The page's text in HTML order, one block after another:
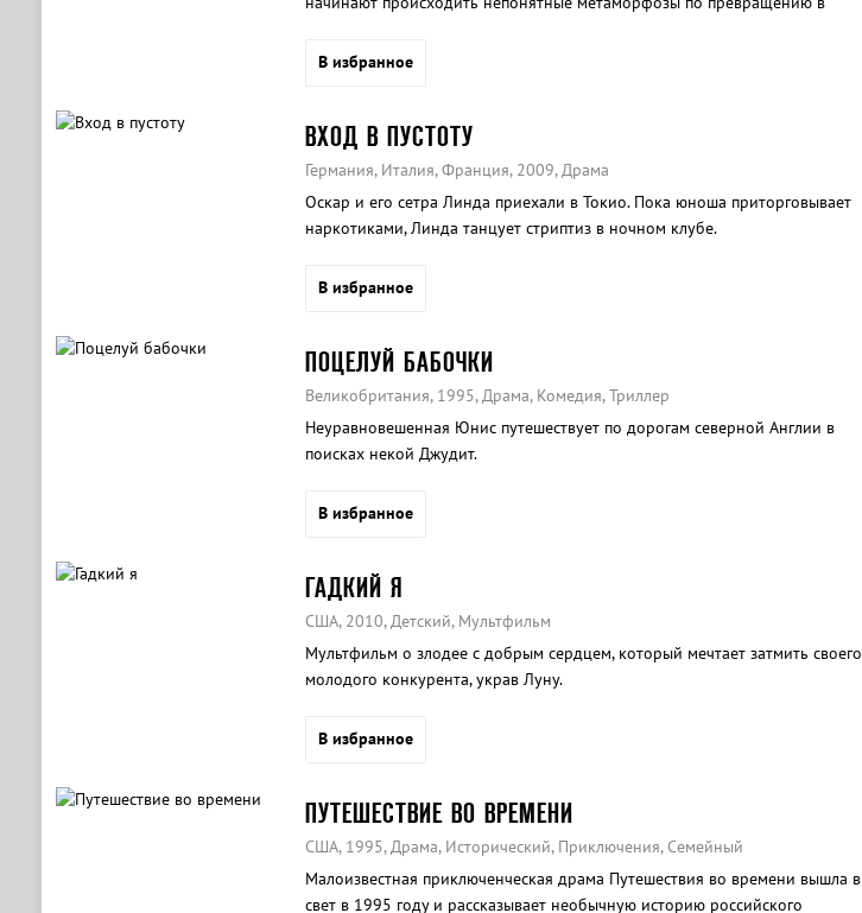
В избранное
ВХОД В ПУСТОТУ
Германия, Италия, Франция, 2009, Драма
Оскар и его сетра Линда приехали в Токио. Пока юноша приторговывает
наркотиками, Линда танцует стриптиз в ночном клубе.
В избранное
ПОЦЕЛУЙ БАБОЧКИ
Великобритания, 1995, Драма, Комедия, Триллер
Неуравновешенная Юнис путешествует по дорогам северной Англии в
поисках некой Джудит.
В избранное
ГАДКИЙ Я
США, 2010, Детский, Мультфильм
Мультфильм о злодее с добрым сердцем, который мечтает затмить своего
молодого конкурента, украв Луну.
В избранное
ПУТЕШЕСТВИЕ ВО ВРЕМЕНИ
США, 1995, Драма, Исторический, Приключения, Семейный
Малоизвестная приключенческая драма Путешествия во времени вышла в
свет в 1995 году и рассказывает необычную историю российского